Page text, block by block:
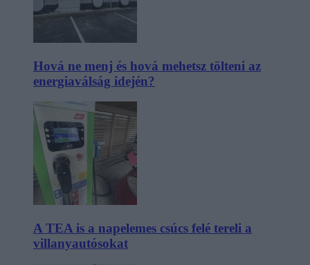
Hová ne menj és hová mehetsz tölteni az
energiaválság idején?
A TEA is a napelemes csúcs felé tereli a
villanyautósokat